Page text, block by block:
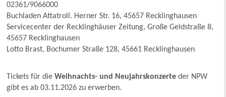
02361/9066000
Buchladen Attatroll. Herner Str. 16, 45657 Recklinghausen
Servicecenter der Recklinghäuser Zeitung, Große Geldstraße 8,
45657 Recklinghausen
Lotto Brast, Bochumer Straße 128, 45661 Recklinghausen
Tickets für dieWeihnachts- und Neujahrskonzerte der NPW
gibt es ab 03.11.2026 zu erwerben.